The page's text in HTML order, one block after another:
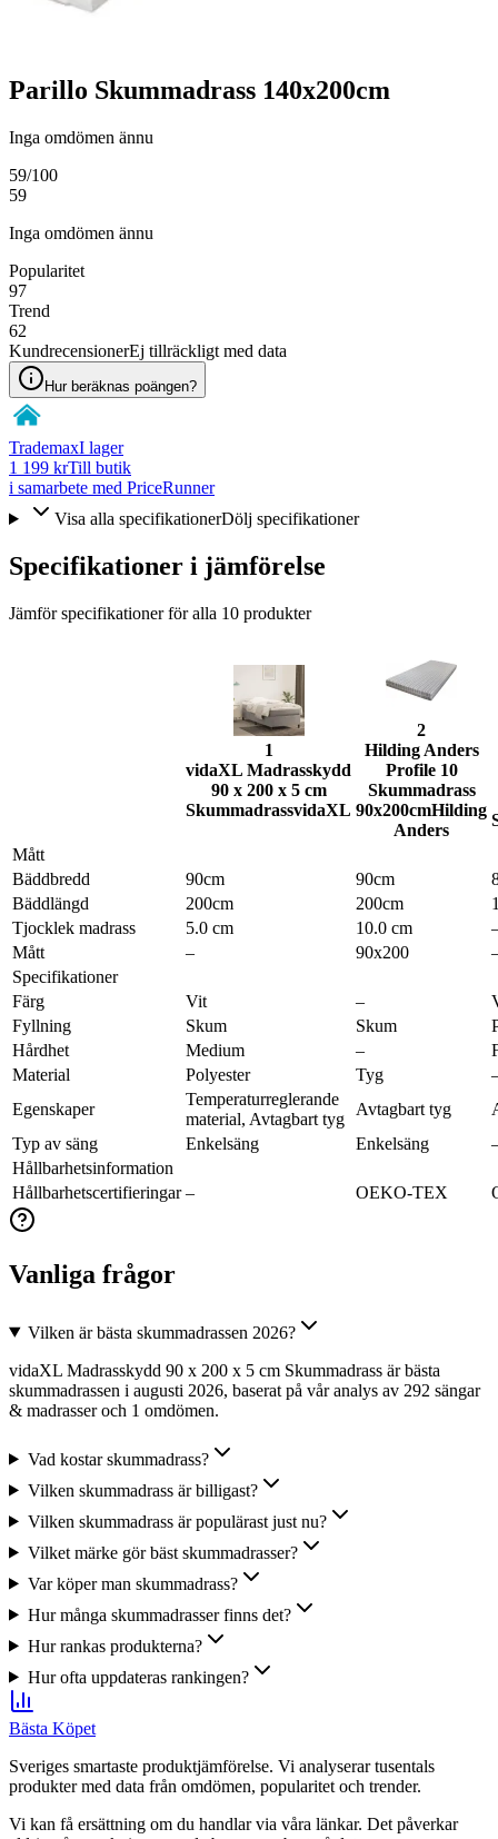
Parillo Skummadrass 140x200cm
Inga omdömen ännu
59/100
59
Inga omdömen ännu
Popularitet
97
Trend
62
KundrecensionerEj tillräckligt med data
Hur beräknas poängen?
TrademaxI lager
1 199 krTill butik
i samarbete med PriceRunner
Visa alla specifikationerDölj specifikationer
Specifikationer i jämförelse
Jämför specifikationer för alla 10 produkter
1
vidaXL Madrasskydd
90 x 200 x 5 cm
SkummadrassvidaXL
2
Hilding Anders
Profile 10
Skummadrass
90x200cmHilding
Anders
Mått
Bäddbredd
90cm 90cm
Bäddlängd
200cm 200cm
Tjocklek madrass
5.0 cm 10.0 cm
Mått
– 90x200
Specifikationer
Färg
Vit –
Fyllning
Skum Skum
Hårdhet
Medium –
Material
Polyester Tyg
Egenskaper
Temperaturreglerande
material, Avtagbart tyg
Avtagbart tyg
Typ av säng
Enkelsäng Enkelsäng
Hållbarhetsinformation
Hållbarhetscertifieringar – OEKO-TEX
Vanliga frågor
Vilken är bästa skummadrassen 2026?
vidaXL Madrasskydd 90 x 200 x 5 cm Skummadrass är bästa
skummadrassen i augusti 2026, baserat på vår analys av 292 sängar
& madrasser och 1 omdömen.
Vad kostar skummadrass?
Vilken skummadrass är billigast?
Vilken skummadrass är populärast just nu?
Vilket märke gör bäst skummadrasser?
Var köper man skummadrass?
Hur många skummadrasser finns det?
Hur rankas produkterna?
Hur ofta uppdateras rankingen?
Bästa Köpet
Sveriges smartaste produktjämförelse. Vi analyserar tusentals
produkter med data från omdömen, popularitet och trender.
Vi kan få ersättning om du handlar via våra länkar. Det påverkar